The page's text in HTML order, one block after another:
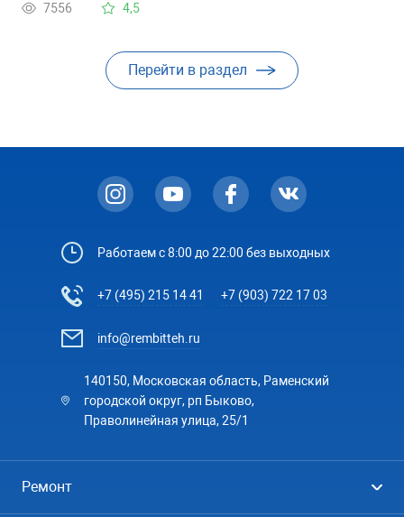
7556 4,5
Перейти в раздел
Работаем с 8:00 до 22:00 без выходных
+7 (495) 215 14 41 +7 (903) 722 17 03
info@rembitteh.ru
140150, Московская область, Раменский
городской округ, рп Быково,
Праволинейная улица, 25/1
Ремонт